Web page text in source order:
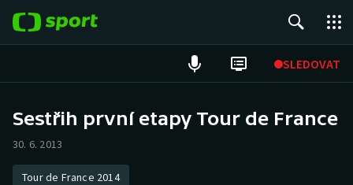
SLEDOVAT
Hokej
Tenis
Sestřih první etapy Tour de France
30. 6. 2013
Tour de France 2014